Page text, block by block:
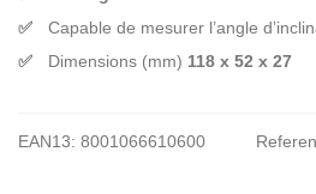
Capable de mesurer l’angle
Dimensions (mm) 118 x 52 x 27
EAN13: 8001066610600